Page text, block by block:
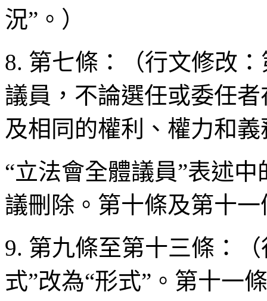
況”。）
8. 第七條：（行文修改
議員，不論選任或委任
及相同的權利、權力和義
“立法會全體議員”表述
議刪除。第十條及第十
9. 第九條至第十三條：
式”改為“形式”。第十一